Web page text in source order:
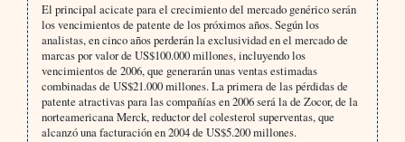
El principal acicate para el crecimiento del mercado genérico serán
los vencimientos de patente de los próximos años. Según los
analistas, en cinco años perderán la exclusividad en el mercado de
marcas por valor de US$100.000 millones, incluyendo los
vencimientos de 2006, que generarán unas ventas estimadas
combinadas de US$21.000 millones. La primera de las pérdidas de
patente atractivas para las compañías en 2006 será la de Zocor, de la
norteamericana Merck, reductor del colesterol superventas, que
alcanzó una facturación en 2004 de US$5.200 millones.